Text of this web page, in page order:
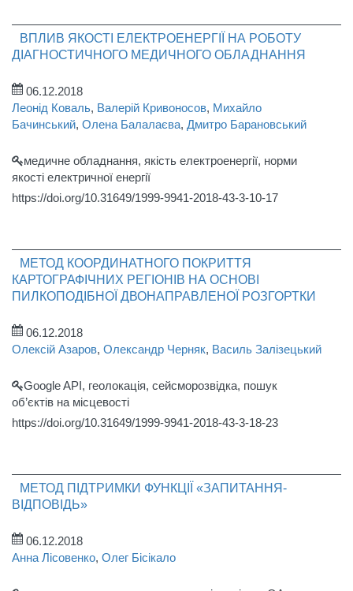
ВПЛИВ ЯКОСТІ ЕЛЕКТРОЕНЕРГІЇ НА РОБОТУ
ДІАГНОСТИЧНОГО МЕДИЧНОГО ОБЛАДНАННЯ
06.12.2018
Леонід Коваль, Валерій Кривоносов, Михайло
Бачинський, Олена Балалаєва, Дмитро Барановський
медичне обладнання, якість електроенергії, норми
якості електричної енергії
https://doi.org/10.31649/1999-9941-2018-43-3-10-17
МЕТОД КООРДИНАТНОГО ПОКРИТТЯ
КАРТОГРАФІЧНИХ РЕГІОНІВ НА ОСНОВІ
ПИЛКОПОДІБНОЇ ДВОНАПРАВЛЕНОЇ РОЗГОРТКИ
06.12.2018
Олексій Азаров, Олександр Черняк, Василь Залізецький
Google API, геолокація, сейсморозвідка, пошук
об’єктів на місцевості
https://doi.org/10.31649/1999-9941-2018-43-3-18-23
МЕТОД ПІДТРИМКИ ФУНКЦІЇ «ЗАПИТАННЯ-
ВІДПОВІДЬ»
06.12.2018
Анна Лісовенко, Олег Бісікало